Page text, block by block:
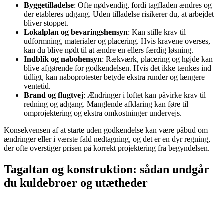
Byggetilladelse: Ofte nødvendig, fordi tagfladen ændres og
der etableres udgang. Uden tilladelse risikerer du, at arbejdet
bliver stoppet.
Lokalplan og bevaringshensyn: Kan stille krav til
udformning, materialer og placering. Hvis kravene overses,
kan du blive nødt til at ændre en ellers færdig løsning.
Indblik og nabohensyn: Rækværk, placering og højde kan
blive afgørende for godkendelsen. Hvis det ikke tænkes ind
tidligt, kan naboprotester betyde ekstra runder og længere
ventetid.
Brand og flugtvej: Ændringer i loftet kan påvirke krav til
redning og adgang. Manglende afklaring kan føre til
omprojektering og ekstra omkostninger undervejs.
Konsekvensen af at starte uden godkendelse kan være påbud om
ændringer eller i værste fald nedtagning, og det er en dyr regning,
der ofte overstiger prisen på korrekt projektering fra begyndelsen.
Tagaltan og konstruktion: sådan undgår
du kuldebroer og utætheder